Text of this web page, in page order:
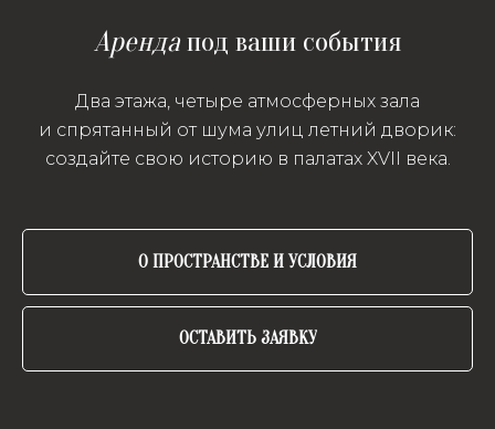
Арендапод ваши события
Два этажа, четыре атмосферных зала
и спрятанный от шума улиц летний дворик:
создайте свою историю в палатах XVII века.
О ПРОСТРАНСТВЕ И УСЛОВИЯ
ОСТАВИТЬ ЗАЯВКУ